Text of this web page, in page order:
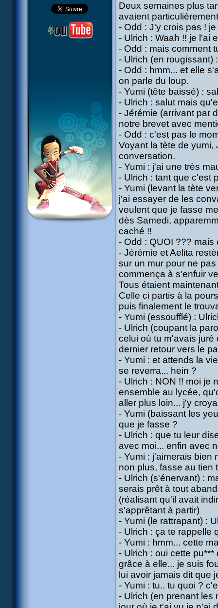
Deux semaines plus
avaient
- Odd : J'y crois pas !
- Ulrich : Waah !! je l'ai
- Odd : mais comment
- Ulrich (en rougissant)
- Odd : hmm... et elle
on parle du loup.
- Yumi (tête baissé) :
- Ulrich : salut mais
- Jérémie (arrivant par
notre brevet avec
- Odd : c'est pas le
Voyant la tète de
conversation.
- Yumi : j'ai une très
- Ulrich : tant que c'est
- Yumi (levant la tète
j'ai essayer de les
veulent que je fasse
dès Samedi,
caché !!
- Odd : QUOI ???
- Jérémie et Aelita
sur un mur pour ne
commença à s'enfuir
Tous étaient
Celle ci partis à la
puis finalement le
- Yumi (essoufflé) :
- Ulrich (coupant la
celui où tu m'avais juré
dernier retour vers le
- Yumi : et attends la
se reverra... hein ?
- Ulrich : NON !! moi je
ensemble au lycée,
aller plus loin... j'y
- Yumi (baissant les
que je fasse ?
- Ulrich : que tu leur
avec moi... enfin avec
- Yumi : j'aimerais bien
non plus, fasse au tien
- Ulrich (s'énervant) :
serais prêt à tout
(réalisant qu'il avait
s'apprêtant à partir)
- Yumi (le rattrapant) :
- Ulrich : ça te rappelle
- Yumi : hmm... cette
- Ulrich : oui cette
grâce à elle... je suis
lui avoir jamais dit que
- Yumi : tu.. tu quoi ?
- Ulrich (en prenant les